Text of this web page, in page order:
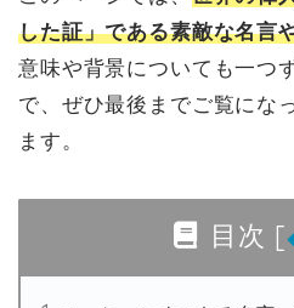
した証」である素敵な名言
意味や背景についても一つ
で、ぜひ最後までご覧にな
ます。
目次 [